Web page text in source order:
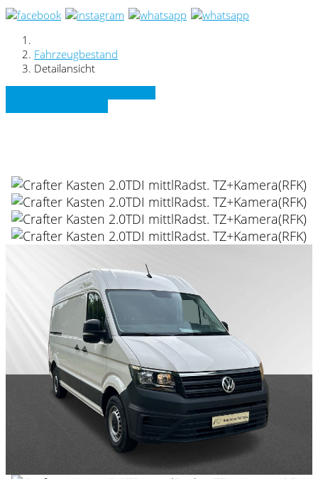
Fahrzeugbestand
Detailansicht